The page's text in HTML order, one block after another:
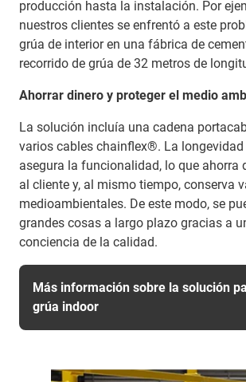
producción hasta la instalación. Por
nuestros clientes se enfrentó a este
grúa de interior en una fábrica de
recorrido de grúa de 32 metros de
Ahorrar dinero y proteger el medio
La solución incluía una cadena
varios cables chainflex®. La
asegura la funcionalidad, lo que ahorra
al cliente y, al mismo tiempo, conserva
medioambientales. De este modo, se
grandes cosas a largo plazo gracias a
conciencia de la calidad.
Más información sobre la solución
grúa indoor